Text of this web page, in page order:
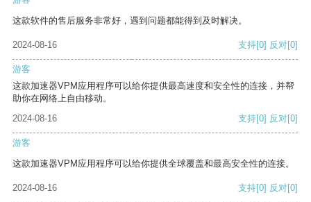
这款软件的售后服务非常好，遇到问题都能得到及时解决。
2024-08-16 支持[0] 反对[0]
游客
这款加速器VPM应用程序可以给你提供最高速度和安全性的连接，并帮
助你在网络上自由移动。
2024-08-16
支持[0] 反对[0]
游客
这款加速器VPM应用程序可以给你提供全球覆盖和最高安全性的连接。
2024-08-16 支持[0] 反对[0]